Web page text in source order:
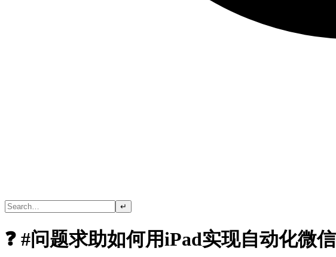
↵
❓ #问题求助如何用iPad实现自动化微